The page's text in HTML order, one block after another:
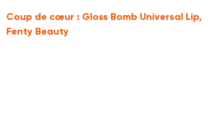
Coup de cœur : Gloss Bomb Universal Lip,
Fenty Beauty